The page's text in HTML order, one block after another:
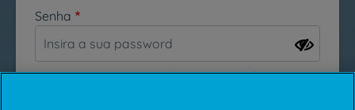
Senha
Esqueceu-se da sua password?